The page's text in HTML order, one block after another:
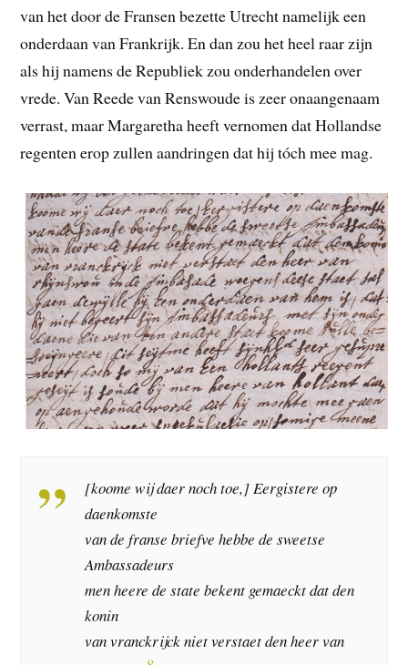
van het door de Fransen bezette Utrecht namelijk een
onderdaan van Frankrijk. En dan zou het heel raar zijn
als hij namens de Republiek zou onderhandelen over
vrede. Van Reede van Renswoude is zeer onaangenaam
verrast, maar Margaretha heeft vernomen dat Hollandse
regenten erop zullen aandringen dat hij tóch mee mag.
[koome wij daer noch toe,] Eergistere op
daenkomste
van de franse briefve hebbe de sweetse
Ambassadeurs
men heere de state bekent gemaeckt dat den
konin
van vranckrijck niet verstaet den heer van